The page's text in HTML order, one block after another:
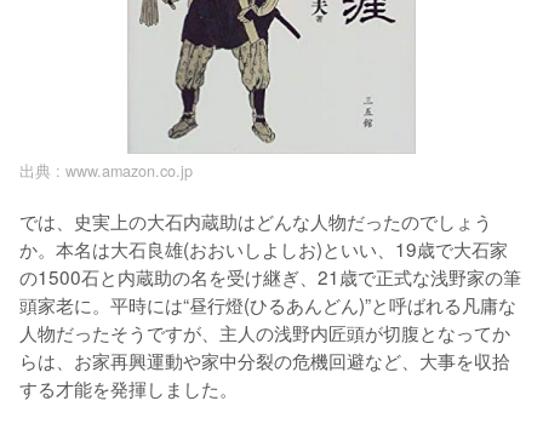
出典 : www.amazon.co.jp
では、史実上の大石内蔵助はどんな人物だったのでしょう
か。本名は大石良雄(おおいしよしお)といい、19歳で大石家
の1500石と内蔵助の名を受け継ぎ、21歳で正式な浅野家の筆
頭家老に。平時には“昼行燈(ひるあんどん)”と呼ばれる凡庸な
人物だったそうですが、主人の浅野内匠頭が切腹となってか
らは、お家再興運動や家中分裂の危機回避など、大事を収拾
する才能を発揮しました。